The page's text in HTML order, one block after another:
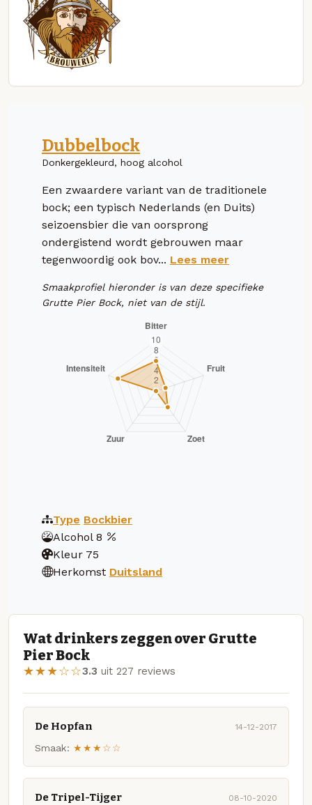
Dubbelbock
Donkergekleurd, hoog alcohol
Een zwaardere variant van de traditionele
bock; een typisch Nederlands (en Duits)
seizoensbier die van oorsprong
ondergistend wordt gebrouwen maar
tegenwoordig ook bov... Lees meer
Smaakprofiel hieronder is van deze specifieke
Grutte Pier Bock, niet van de stijl.
Type Bockbier
Alcohol 8
Kleur 75
Herkomst Duitsland
Wat drinkers zeggen over Grutte
Pier Bock
★★★☆☆3.3 uit 227 reviews
De Hopfan 14-12-2017
Smaak: ★★★☆☆
De Tripel-Tijger 08-10-2020